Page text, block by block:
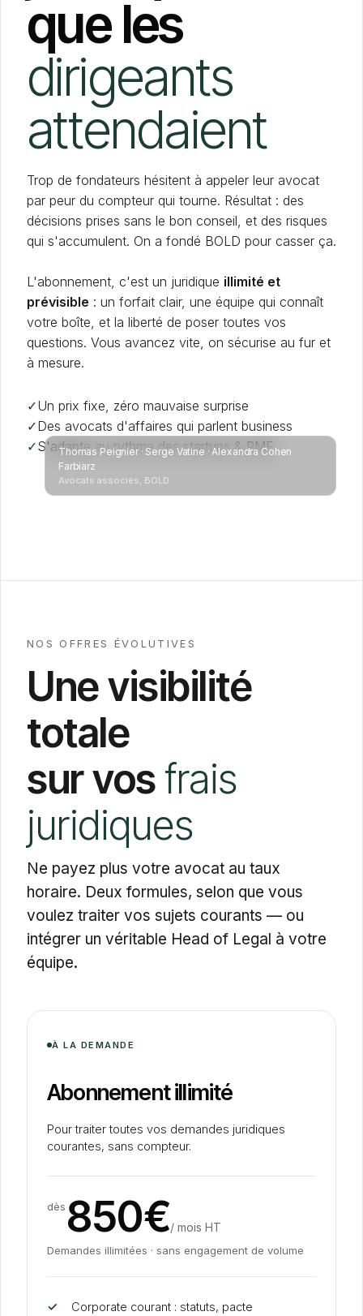
Thomas Peignier · Serge Vatine · Alexandra Cohen
Farbiarz
Avocats associés, BOLD
que les
dirigeants
attendaient
Trop de fondateurs hésitent à appeler leur avocat
par peur du compteur qui tourne. Résultat : des
décisions prises sans le bon conseil, et des risques
qui s'accumulent. On a fondé BOLD pour casser ça.
L'abonnement, c'est un juridique illimité et
prévisible : un forfait clair, une équipe qui connaît
votre boîte, et la liberté de poser toutes vos
questions. Vous avancez vite, on sécurise au fur et
à mesure.
✓Un prix fixe, zéro mauvaise surprise
✓Des avocats d'affaires qui parlent business
✓S'adapte au rythme des startups & PME
NOS OFFRES ÉVOLUTIVES
Une visibilité
totale
sur vos frais
juridiques
Ne payez plus votre avocat au taux
horaire. Deux formules, selon que vous
voulez traiter vos sujets courants — ou
intégrer un véritable Head of Legal à votre
équipe.
À LA DEMANDE
Abonnement illimité
Pour traiter toutes vos demandes juridiques
courantes, sans compteur.
dès 850€/ mois HT
Demandes illimitées · sans engagement de volume
✓
Corporate courant : statuts, pacte